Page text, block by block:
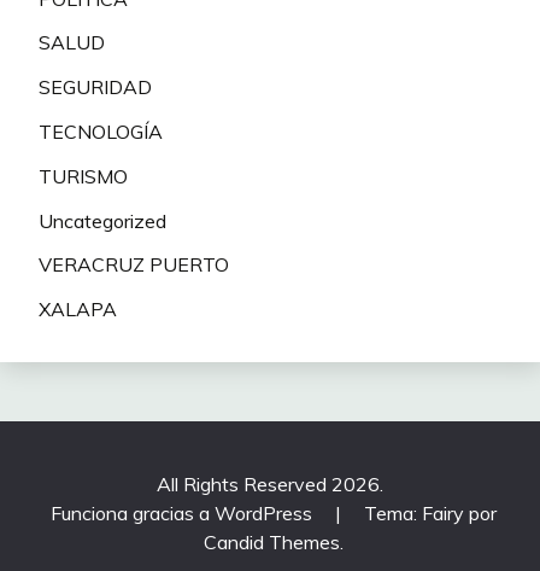
SALUD
SEGURIDAD
TECNOLOGÍA
TURISMO
Uncategorized
VERACRUZ PUERTO
XALAPA
All Rights Reserved 2026.
Funciona gracias a WordPress
|
Tema: Fairy por
Candid Themes.